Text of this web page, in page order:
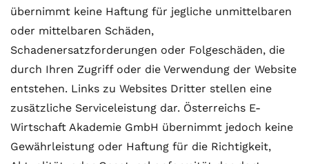
übernimmt keine Haftung für jegliche unmittelbaren
oder mittelbaren Schäden,
Schadenersatzforderungen oder Folgeschäden, die
durch Ihren Zugriff oder die Verwendung der Website
entstehen. Links zu Websites Dritter stellen eine
zusätzliche Serviceleistung dar. Österreichs E-
Wirtschaft Akademie GmbH übernimmt jedoch keine
Gewährleistung oder Haftung für die Richtigkeit,